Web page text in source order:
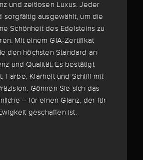
und zeitlosen Luxus. Jeder
sorgfältig ausgewählt, um die
Schönheit des Edelsteins zu
Mit einem GIA-Zertifikat
den höchsten Standard an
und Qualität: Es bestätigt
Farbe, Klarheit und Schliff mit
Gönnen Sie sich das
– für einen Glanz, der für
geschaffen ist.